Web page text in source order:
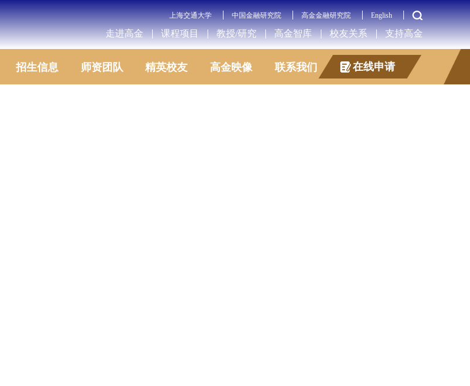
上海交通大学 中国金融研究院 高金金融研究院 English
走进高金 课程项目 教授/研究 高金智库 校友关系 支持高金
招生信息 师资团队 精英校友 高金映像 联系我们 在线申请